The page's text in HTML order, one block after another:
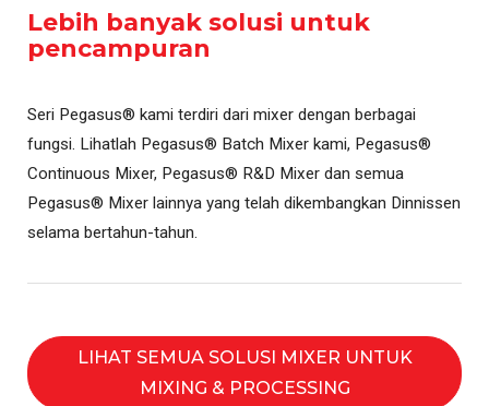
Lebih banyak solusi untuk
pencampuran
Seri Pegasus® kami terdiri dari mixer dengan berbagai
fungsi. Lihatlah Pegasus® Batch Mixer kami, Pegasus®
Continuous Mixer, Pegasus® R&D Mixer dan semua
Pegasus® Mixer lainnya yang telah dikembangkan Dinnissen
selama bertahun-tahun.
LIHAT SEMUA SOLUSI MIXER UNTUK
MIXING & PROCESSING